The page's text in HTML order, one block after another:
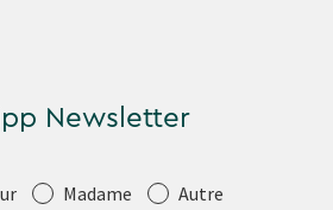
Newsletter
Madame Autre